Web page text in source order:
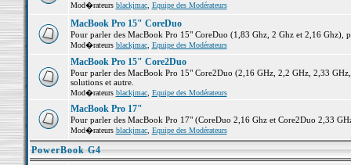
Mod�rateurs blackjmac, Equipe des Modérateurs
MacBook Pro 15" CoreDuo
Pour parler des MacBook Pro 15" CoreDuo (1,83 Ghz, 2 Ghz et 2,16 Ghz),
Mod�rateurs blackjmac, Equipe des Modérateurs
MacBook Pro 15" Core2Duo
Pour parler des MacBook Pro 15" Core2Duo (2,16 GHz, 2,2 GHz, 2,33
solutions et autre.
Mod�rateurs blackjmac, Equipe des Modérateurs
MacBook Pro 17"
Pour parler des MacBook Pro 17" (CoreDuo 2,16 Ghz et Core2Duo 2,33
Mod�rateurs blackjmac, Equipe des Modérateurs
PowerBook G4